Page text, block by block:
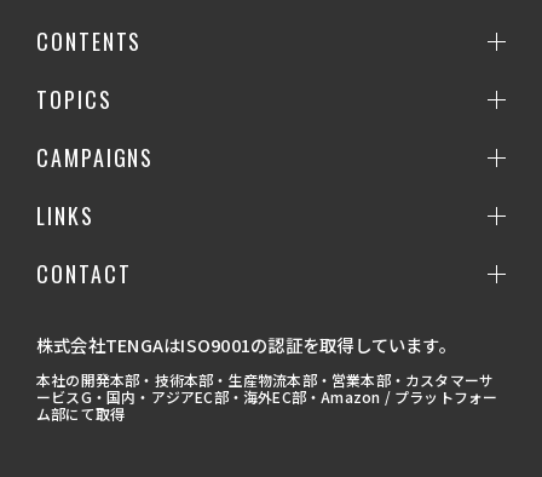
CONTENTS
TOPICS
CAMPAIGNS
LINKS
CONTACT
株式会社TENGAはISO9001の認証を取得しています。
本社の開発本部・技術本部・生産物流本部・営業本部・カスタマーサ
ービスG・国内・アジアEC部・海外EC部・Amazon / プラットフォー
ム部にて取得